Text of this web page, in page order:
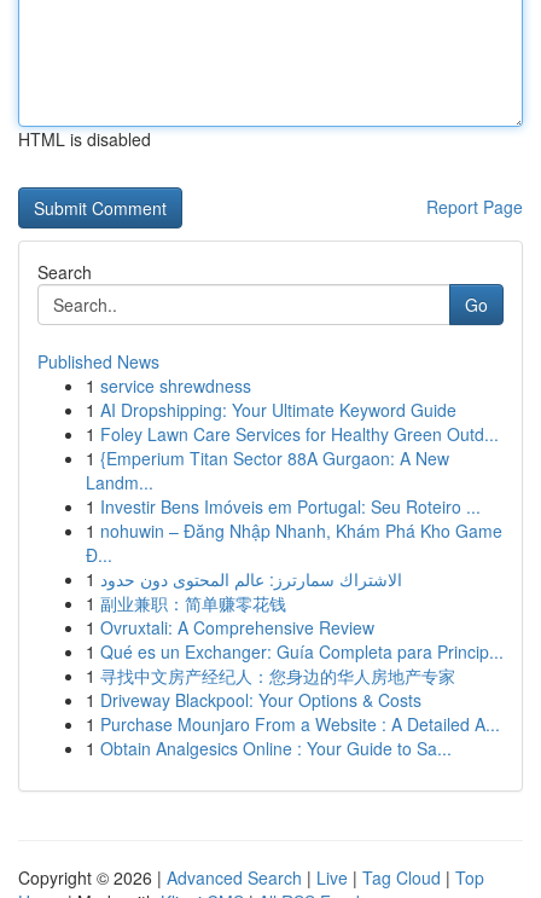
HTML is disabled
Report Page
Search
Go
Published News
1 service shrewdness
1 AI Dropshipping: Your Ultimate Keyword Guide
1 Foley Lawn Care Services for Healthy Green Outd...
1 {Emperium Titan Sector 88A Gurgaon: A New
Landm...
1 Investir Bens Imóveis em Portugal: Seu Roteiro ...
1 nohuwin – Đăng Nhập Nhanh, Khám Phá Kho Game
Đ...
1 الاشتراك سمارترز: عالم المحتوى دون حدود
1 副业兼职：简单赚零花钱
1 Ovruxtali: A Comprehensive Review
1 Qué es un Exchanger: Guía Completa para Princip...
1 寻找中文房产经纪人：您身边的华人房地产专家
1 Driveway Blackpool: Your Options & Costs
1 Purchase Mounjaro From a Website : A Detailed A...
1 Obtain Analgesics Online : Your Guide to Sa...
Copyright © 2026 | Advanced Search | Live | Tag Cloud | Top